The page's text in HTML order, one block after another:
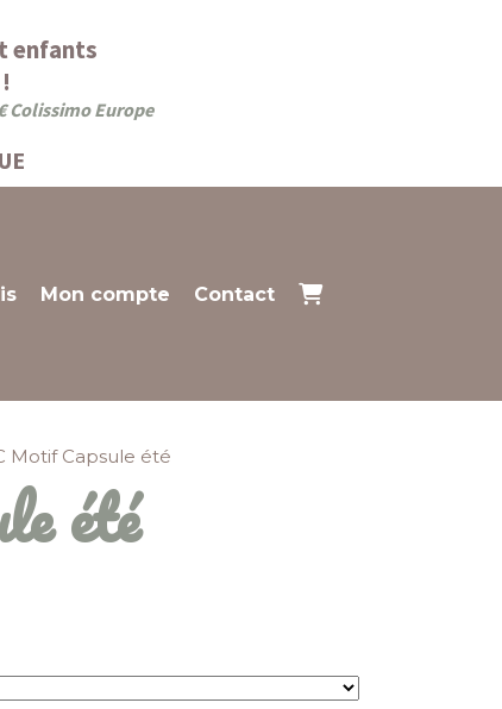
enfants
Colissimo Europe
Mon compte Contact
Motif Capsule été
été